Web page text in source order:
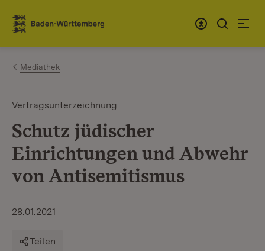
Zum Inhalt springen
Link zur Startseite
Mediathek
Vertragsunterzeichnung
Schutz jüdischer
Einrichtungen und Abwehr
von Antisemitismus
28.01.2021
Teilen